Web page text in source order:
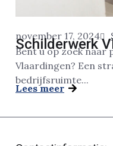
november 17, 2024
Schilderwerk
Bent u op zoek naar
Vlaardingen? Een
bedrijfsruimte...
Lees meer